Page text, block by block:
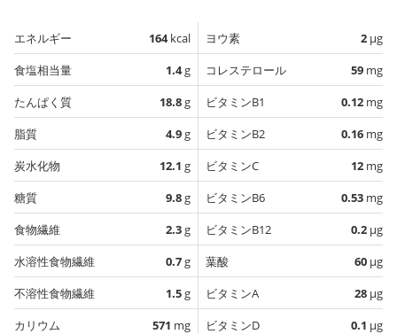
エネルギー 164kcal
食塩相当量
1.4g
たんぱく質
18.8g
脂質
4.9g
炭水化物
12.1 g
糖質
9.8g
食物繊維
2.3g
水溶性食物繊維
0.7g
不溶性食物繊維
1.5g
カリウム
571 mg
ヨウ素 2 µg
コレステロール
59 mg
ビタミンB1
0.12 mg
ビタミンB2
0.16 mg
ビタミンC
12 mg
ビタミンB6
0.53 mg
ビタミンB12
0.2 µg
葉酸
60 µg
ビタミンA
28 µg
ビタミンD
0.1 µg